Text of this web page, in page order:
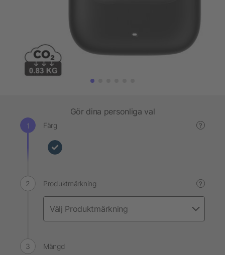
Gör dina personliga val
Färg ?
Produktmärkning ?
Mängd